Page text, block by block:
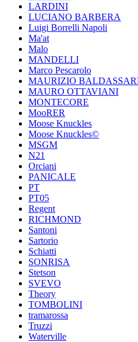
LARDINI
LUCIANO BARBERA
Luigi Borrelli Napoli
Ma'at
Malo
MANDELLI
Marco Pescarolo
MAURIZIO
MAURO OTTAVIANI
MONTECORE
MooRER
Moose Knuckles
Moose Knuckles©️
MSGM
N21
Orciani
PANICALE
PT
PT05
Regent
RICHMOND
Santoni
Sartorio
Schiatti
SONRISA
Stetson
SVEVO
Theory
TOMBOLINI
tramarossa
Truzzi
Waterville